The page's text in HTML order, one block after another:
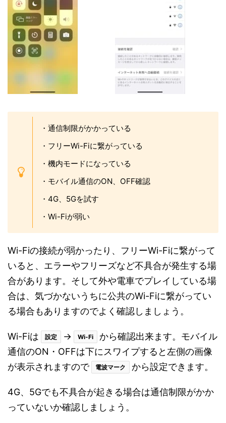
・通信制限がかかっている
・フリーWi-Fiに繋がっている
・機内モードになっている
・モバイル通信のON、OFF確認
・4G、5Gを試す
・Wi-Fiが弱い
Wi-Fiの接続が弱かったり、フリーWi-Fiに繋がって
いると、エラーやフリーズなど不具合が発生する場
合があります。そして外や電車でプレイしている場
合は、気づかないうちに公共のWi-Fiに繋がってい
る場合もありますのでよく確認しましょう。
Wi-Fiは 設定 → Wi-Fi
から確認出来ます。モバイル
通信のON・OFFは下にスワイプすると左側の画像
が表示されますので
電波マーク から設定できます。
4G、5Gでも不具合が起きる場合は通信制限がかか
っていないか確認しましょう。